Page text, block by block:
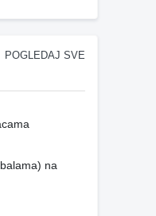
POGLEDAJ SVE
na